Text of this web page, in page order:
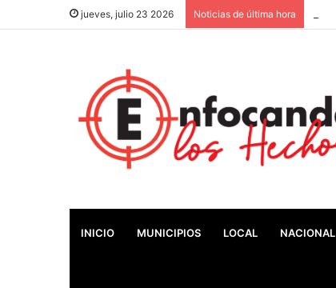
jueves, julio 23 2026 Noticias de última hora
INICIO MUNICIPIOS LOCAL NACIONAL